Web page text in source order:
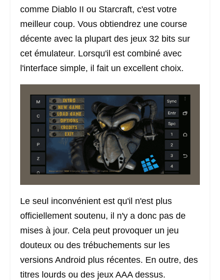
comme Diablo II ou Starcraft, c'est votre
meilleur coup. Vous obtiendrez une course
décente avec la plupart des jeux 32 bits sur
cet émulateur. Lorsqu'il est combiné avec
l'interface simple, il fait un excellent choix.
Le seul inconvénient est qu'il n'est plus
officiellement soutenu, il n'y a donc pas de
mises à jour. Cela peut provoquer un jeu
douteux ou des trébuchements sur les
versions Android plus récentes. En outre, des
titres lourds ou des jeux AAA dessus.